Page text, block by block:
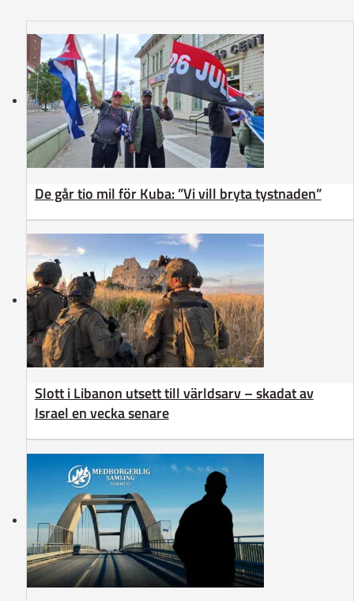
De går tio mil för Kuba: ”Vi vill bryta tystnaden”
Slott i Libanon utsett till världsarv – skadat av
Israel en vecka senare